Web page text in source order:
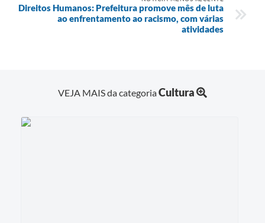
Direitos Humanos: Prefeitura promove mês de luta
ao enfrentamento ao racismo, com várias
atividades
VEJA MAIS da categoriaCultura